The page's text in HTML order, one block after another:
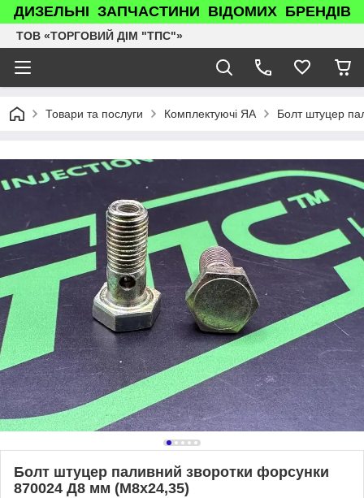
ДИЗЕЛЬНІ ЗАПЧАСТИНИ ВІДОМИХ БРЕНДІВ
ТОВ «ТОРГОВИЙ ДІМ "ТПС"»
Товари та послуги Комплектуючі ЯА Болт штуцер
Болт штуцер паливний зворотки форсунки
870024 Д8 мм (М8х24,35)